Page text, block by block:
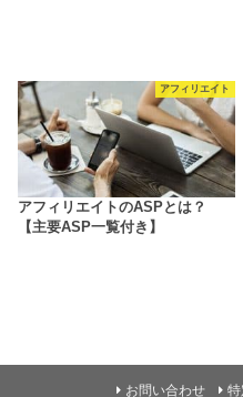
アフィリエイト
アフィリエイトのASPとは？
【主要ASP一覧付き】
お問い合わせ 特